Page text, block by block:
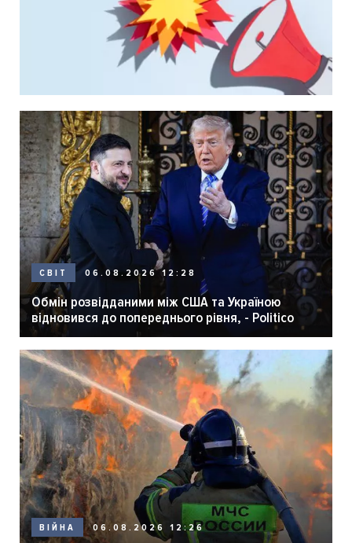
СВІТ 06.08.2026 12:28
Обмін розвідданими між США та Україною
відновився до попереднього рівня, - Politico
ВІЙНА 06.08.2026 12:26